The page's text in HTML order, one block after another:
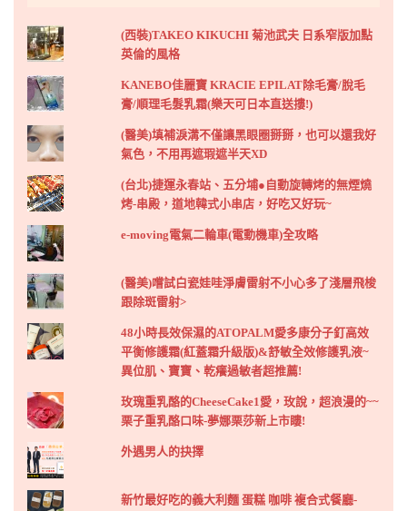
(西裝)TAKEO KIKUCHI 菊池武夫 日系窄版加點
英倫的風格
KANEBO佳麗寶 KRACIE EPILAT除毛膏/脫毛
膏/順理毛髮乳霜(樂天可日本直送摟!)
(醫美)填補淚溝不僅讓黑眼圈掰掰，也可以還我好
氣色，不用再遮瑕遮半天XD
(台北)捷運永春站、五分埔●自動旋轉烤的無煙燒
烤-串殿，道地韓式小串店，好吃又好玩~
e-moving電氣二輪車(電動機車)全攻略
(醫美)嚐試白瓷娃哇淨膚雷射不小心多了淺層飛梭
跟除斑雷射>
48小時長效保濕的ATOPALM愛多康分子釘高效
平衡修護霜(紅蓋霜升級版)&舒敏全效修護乳液~
異位肌、寶寶、乾癢過敏者超推薦!
玫瑰重乳酪的CheeseCake1愛，玫說，超浪漫的~~
栗子重乳酪口味-夢娜栗莎新上市瞜!
外遇男人的抉擇
新竹最好吃的義大利麵 蛋糕 咖啡 複合式餐廳-